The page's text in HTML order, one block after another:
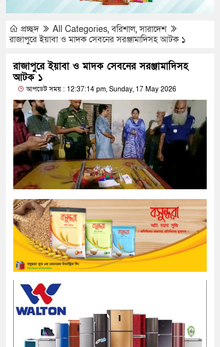
প্রচ্ছদ All Categories,বরিশাল,সারাদেশ
রাজাপুরে ইয়াবা ও মাদক সেবনের সরঞ্জামাদিসহ আটক ১
রাজাপুরে ইয়াবা ও মাদক সেবনের সরঞ্জামাদিসহ
আটক ১
আপডেট সময় : 12:37:14 pm, Sunday, 17 May 2026